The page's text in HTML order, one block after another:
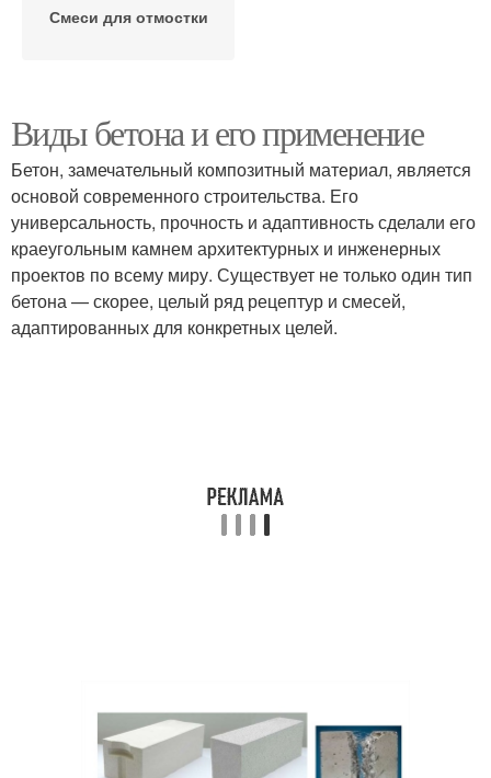
Смеси для отмостки
Виды бетона и его применение
Бетон, замечательный композитный материал, является
основой современного строительства. Его
универсальность, прочность и адаптивность сделали его
краеугольным камнем архитектурных и инженерных
проектов по всему миру. Существует не только один тип
бетона — скорее, целый ряд рецептур и смесей,
адаптированных для конкретных целей.